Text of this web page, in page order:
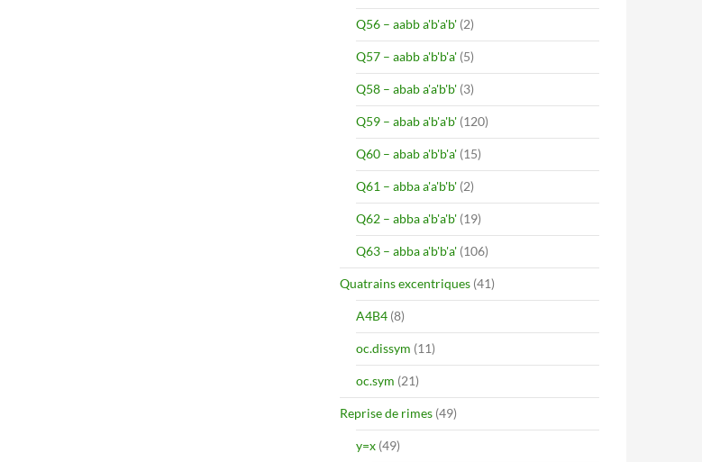
Q56 – aabb a'b'a'b' (2)
Q57 – aabb a'b'b'a' (5)
Q58 – abab a'a'b'b' (3)
Q59 – abab a'b'a'b' (120)
Q60 – abab a'b'b'a' (15)
Q61 – abba a'a'b'b' (2)
Q62 – abba a'b'a'b' (19)
Q63 – abba a'b'b'a' (106)
Quatrains excentriques (41)
A4B4 (8)
oc.dissym (11)
oc.sym (21)
Reprise de rimes (49)
y=x (49)